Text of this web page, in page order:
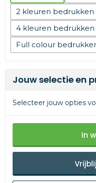
2
4
Full colour
Jouw selectie en
Selecteer jouw opties
In